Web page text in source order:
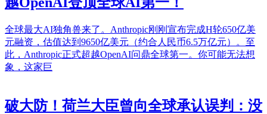
全球最大AI独角兽来了。Anthropic刚刚宣布完成H轮650亿美
元融资，估值达到9650亿美元（约合人民币6.5万亿元）。至
此，Anthropic正式超越OpenAI问鼎全球第一。你可能无法想
象，这家巨
破大防！荷兰大臣曾向全球承认误判：没